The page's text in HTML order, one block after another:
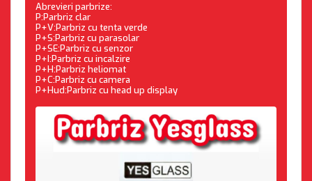
Abrevieri parbrize:
P:Parbriz clar
P+V:Parbriz cu tenta verde
P+S:Parbriz cu parasolar
P+SE:Parbriz cu senzor
P+I:Parbriz cu incalzire
P+H:Parbriz heliomat
P+C:Parbriz cu camera
P+Hud:Parbriz cu head up display